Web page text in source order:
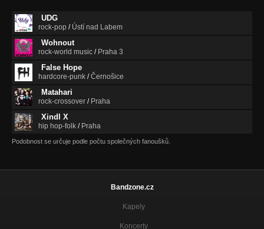
UDG
rock-pop / Ústí nad Labem
Wohnout
rock-world music / Praha 3
False Hope
hardcore-punk /Černošice
Matahari
rock-crossover / Praha
Xindl X
hip hop-folk / Praha
Podobnost se určuje podle počtu společných fanoušků.
Bandzone.cz
Kapely
Koncerty